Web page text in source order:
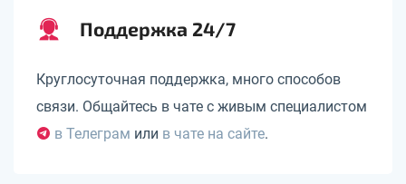
Поддержка 24/7
Круглосуточная поддержка, много способов
связи. Общайтесь в чате с живым специалистом
в Телеграм или в чате на сайте.